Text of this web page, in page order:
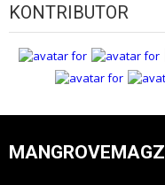
KONTRIBUTOR
MANGROVEMAGZ